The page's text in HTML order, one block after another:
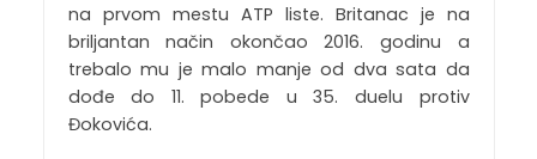
na prvom mestu ATP liste. Britanac je na
briljantan način okončao 2016. godinu a
trebalo mu je malo manje od dva sata da
dođe do 11. pobede u 35. duelu protiv
Đokovića.